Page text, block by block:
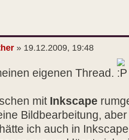
» 19.12.2009, 19:48
eigenen Thread.
mit Inkscape
Bildbearbeitung,
ich auch in